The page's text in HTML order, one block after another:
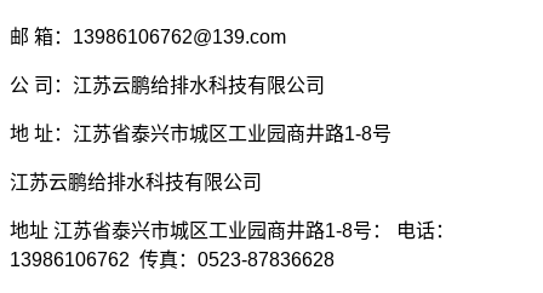
邮 箱：13986106762@139.com
公 司：江苏云鹏给排水科技有限公司
地 址：江苏省泰兴市城区工业园商井路1-8号
江苏云鹏给排水科技有限公司
地址 江苏省泰兴市城区工业园商井路1-8号： 电话：
13986106762 传真：0523-87836628